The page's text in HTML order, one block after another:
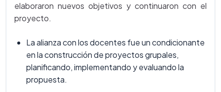
elaboraron nuevos objetivos y continuaron con el
proyecto.
La alianza con los docentes fue un condicionante
en la construcción de proyectos grupales,
planificando, implementando y evaluando la
propuesta.